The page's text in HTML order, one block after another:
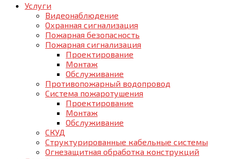
Услуги
Видеонаблюдение
Охранная сигнализация
Пожарная безопасность
Пожарная сигнализация
Проектирование
Монтаж
Обслуживание
Противопожарный водопровод
Система пожаротушения
Проектирование
Монтаж
Обслуживание
СКУД
Структурированные кабельные системы
Огнезащитная обработка конструкций